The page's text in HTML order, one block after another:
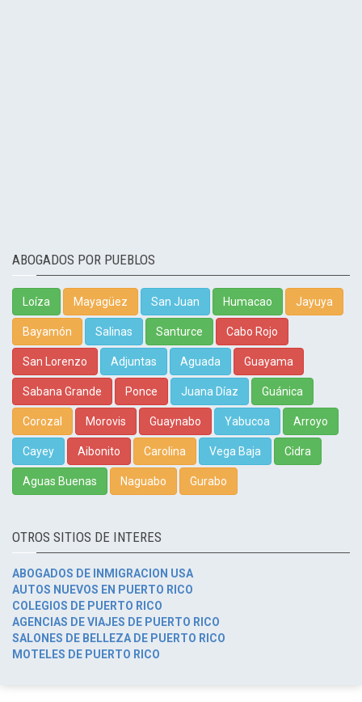
ABOGADOS POR PUEBLOS
Loíza Mayagüez San Juan Humacao Jayuya
Bayamón Salinas Santurce Cabo Rojo
San Lorenzo Adjuntas Aguada Guayama
Sabana Grande Ponce Juana Díaz Guánica
Corozal Morovis Guaynabo Yabucoa Arroyo
Cayey Aibonito Carolina Vega Baja Cidra
Aguas Buenas Naguabo Gurabo
OTROS SITIOS DE INTERES
ABOGADOS DE INMIGRACION USA
AUTOS NUEVOS EN PUERTO RICO
COLEGIOS DE PUERTO RICO
AGENCIAS DE VIAJES DE PUERTO RICO
SALONES DE BELLEZA DE PUERTO RICO
MOTELES DE PUERTO RICO